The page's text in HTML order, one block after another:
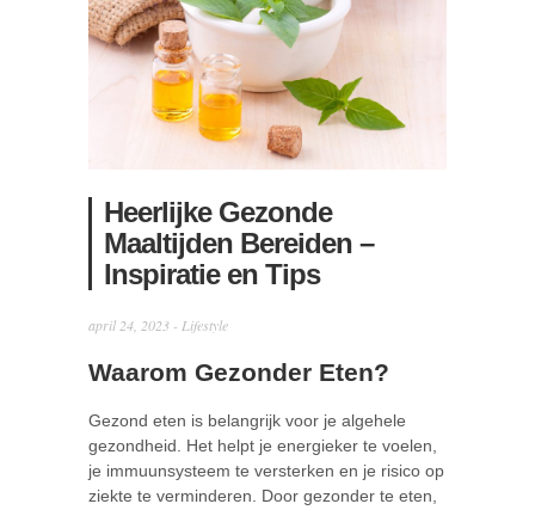
Heerlijke Gezonde
Maaltijden Bereiden –
Inspiratie en Tips
april 24, 2023 - Lifestyle
Waarom Gezonder Eten?
Gezond eten is belangrijk voor je algehele
gezondheid. Het helpt je energieker te voelen,
je immuunsysteem te versterken en je risico op
ziekte te verminderen. Door gezonder te eten,